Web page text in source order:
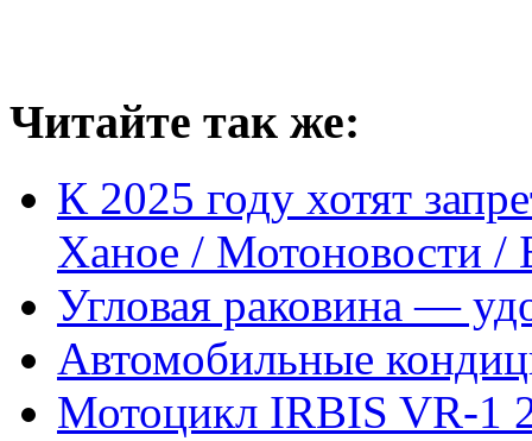
Читайте так же:
К 2025 году хотят
Ханое / Мотоновости /
Угловая раковина —
Автомобильные
Мотоцикл IRBIS VR-1